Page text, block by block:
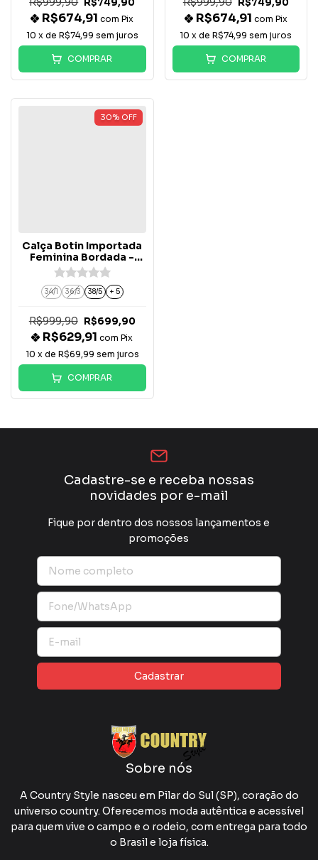
R$749,90
R$674,91com Pix
10 x de R$74,99 sem juros
COMPRAR
R$749,90
R$674,91 com Pix
10 x deR$74,99 sem juros
COMPRAR
30% OFF
Calça Botin Importada
Feminina Bordada -
BT066-PB
34/1 36/3 38/5 + 5
R$999,90 R$699,90
R$629,91com Pix
10 x de R$69,99 sem juros
COMPRAR
Cadastre-se e receba nossas
novidades por e-mail
Fique por dentro dos nossos lançamentos e
promoções
Sobre nós
A Country Style nasceu em Pilar do Sul (SP), coração do
universo country. Oferecemos moda autêntica e acessível
para quem vive o campo e o rodeio, com entrega para todo
o Brasil e loja física.